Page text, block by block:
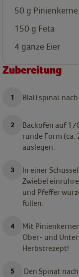
50 g Pinienkerne
150 g Feta
4 ganze Eier
Zubereitung
Blattspinat
Backofen auf
runde Form (ca.
auslegen.
In einer
Zwiebel
und Pfeffer
füllen.
Mit
Ober- und
Herbstrezept!
Den Spinat